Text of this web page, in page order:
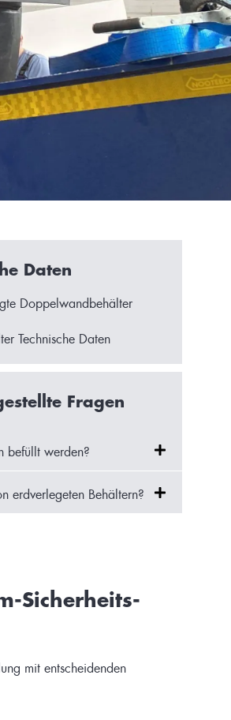
Daten
Doppelwandbehälter
Technische Daten
Fragen
befüllt werden?​
erdverlegeten Behältern?
Sicherheits-
mit entscheidenden